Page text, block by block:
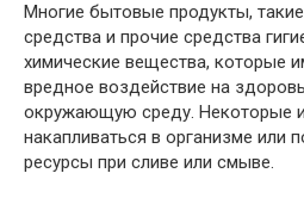
Многие бытовые продукты,
средства и прочие средства
химические вещества, которые
вредное воздействие на
окружающую среду. Некоторые
накапливаться в организме или
ресурсы при сливе или смыве.